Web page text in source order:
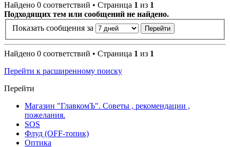
Найдено 0 соответствий • Страница 1 из 1
Подходящих тем или сообщений не найдено.
Показать сообщения за
Найдено 0 соответствий • Страница 1 из 1
Перейти к расширенному поиску
Перейти
Магазин "ГлавкомЪ". Советы , рекомендации ,
пожелания.
SOS
Флуд (OFF-топик)
Оптика